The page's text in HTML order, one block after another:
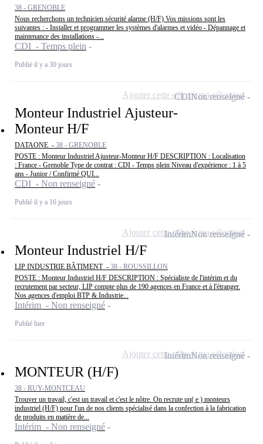
38 - GRENOBLE
Nous recherchons un technicien sécurité alarme (H/F) Vos missions sont les
suivantes : - Installer et programmer les systèmes d'alarmes et vidéo - Dépannage et
maintenance des installations -...
CDI - Temps plein
Publié il y a 30 jours
Monteur Industriel Ajusteur-
Monteur H/F
DATAONE - 38 - GRENOBLE
POSTE : Monteur Industriel Ajusteur-Monteur H/F DESCRIPTION : Localisation
: France - Grenoble Type de contrat : CDI - Temps plein Niveau d'expérience : 1 à 5
ans - Junior / Confirmé QUI...
CDI - Non renseigné
Publié il y a 16 jours
CDINon renseigné
Ajouter cette offre à ma sélection
Monteur Industriel H/F
LIP INDUSTRIE BÂTIMENT - 38 - ROUSSILLON
POSTE : Monteur Industriel H/F DESCRIPTION : Spécialiste de l'intérim et du
recrutement par secteur, LIP compte plus de 190 agences en France et à l'étranger.
Nos agences d'emploi BTP & Industrie...
Intérim - Non renseigné
Publié hier
IntérimNon renseigné
Ajouter cette offre à ma sélection
MONTEUR (H/F)
38 - RUY-MONTCEAU
Trouver un travail, c'est un travail et c'est le nôtre. On recrute un( e ) monteurs
industriel (H/F) pour l'un de nos clients spécialisé dans la confection à la fabrication
de produits en matière de...
Intérim - Non renseigné
IntérimNon renseigné
Ajouter cette offre à ma sélection